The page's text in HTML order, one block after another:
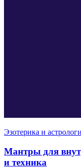
Эзотерика и
Мантры для
и техника